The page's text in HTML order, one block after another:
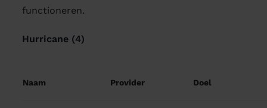
functioneren.
Hurricane (4)
Naam Provider Doel